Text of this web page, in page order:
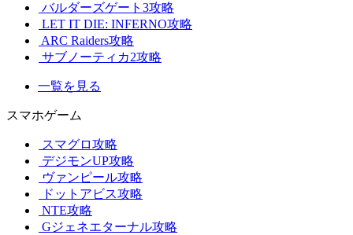
バルダーズゲート3攻略
LET IT DIE: INFERNO攻略
ARC Raiders攻略
サブノーティカ2攻略
一覧を見る
スマホゲーム
スマグロ攻略
デジモンUP攻略
ヴァンピール攻略
ドットアビス攻略
NTE攻略
Gジェネエターナル攻略